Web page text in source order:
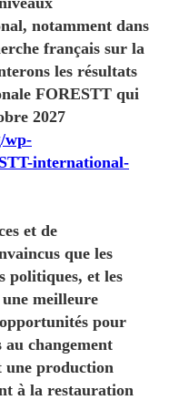
notamment dans
français sur la
les résultats
FORESTT qui
2027
wp-
international-
et de
que les
politiques, et les
meilleure
pour
changement
une production
à la restauration